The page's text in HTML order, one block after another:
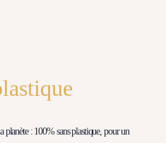
planète : 100% sans plastique, pour un